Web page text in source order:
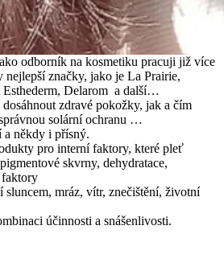
odborník na kosmetiku pracuji již více
nejlepší značky, jako je La Prairie,
Esthederm, Delarom a další…
zdravé pokožky, jak a čím
solární ochranu …
a někdy i přísný.
pro interní faktory, které pleť
skvrny, dehydratace,
faktory
sluncem, mráz, vítr, znečištění, životní
účinnosti a snášenlivosti.